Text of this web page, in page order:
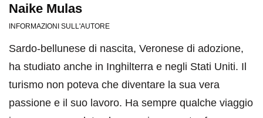
Naike Mulas
INFORMAZIONI SULL'AUTORE
Sardo-bellunese di nascita, Veronese di adozione,
ha studiato anche in Inghilterra e negli Stati Uniti. Il
turismo non poteva che diventare la sua vera
passione e il suo lavoro. Ha sempre qualche viaggio